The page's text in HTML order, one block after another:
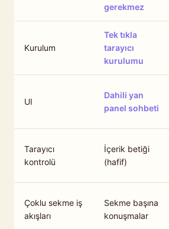
gerekmez
Kurulum
Tek tıkla
tarayıcı
kurulumu
UI
Dahili yan
panel sohbeti
Tarayıcı
kontrolü
İçerik betiği
(hafif)
Çoklu sekme iş
akışları
Sekme başına
konuşmalar